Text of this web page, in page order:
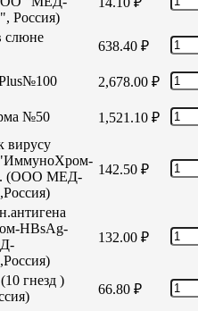
слюне
638.40 ₽
2,678.00 ₽
№50 1,521.10 ₽
вирусу
"ИммуноХром-
(ООО МЕД-
142.50 ₽
HBsAg-
132.00 ₽
гнезд )
66.80 ₽